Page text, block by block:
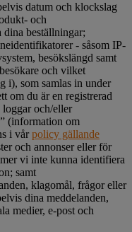
datum och klockslag
och
dina beställningar;
- såsom IP-
besökslängd samt
och vilket
i), som samlas in under
om du är en registrerad
loggar och/eller
(information om
i vårpolicy gällande
och annonser eller för
vi inte kunna identifiera
samt
klagomål, frågor eller
dina meddelanden,
medier, e-post och